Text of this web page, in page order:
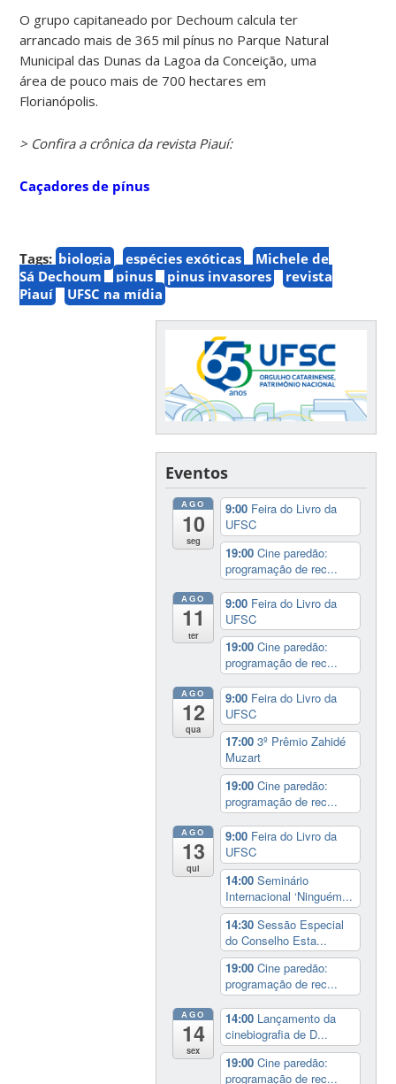
O grupo capitaneado por Dechoum calcula ter
arrancado mais de 365 mil pínus no Parque Natural
Municipal das Dunas da Lagoa da Conceição, uma
área de pouco mais de 700 hectares em
Florianópolis.
> Confira a crônica da revista Piauí:
Caçadores de pínus
Tags: biologia espécies exóticas
Michele de
Sá Dechoum
pinus pinus invasores
revista
Piauí
UFSC na mídia
Eventos
AGO
10
seg
9:00 Feira do Livro da
UFSC
19:00Cine paredão:
programação de rec...
AGO
11
ter
9:00 Feira do Livro da
UFSC
19:00Cine paredão:
programação de rec...
AGO
12
qua
9:00 Feira do Livro da
UFSC
17:003º Prêmio Zahidé
Muzart
19:00Cine paredão:
programação de rec...
AGO
13
qui
9:00 Feira do Livro da
UFSC
14:00Seminário
Internacional ‘Ninguém...
14:30Sessão Especial
do Conselho Esta...
19:00Cine paredão:
programação de rec...
AGO
14
sex
14:00 Lançamento da
cinebiografia de D...
19:00Cine paredão:
programação de rec...